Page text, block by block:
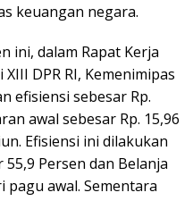
keuangan negara.
ini, dalam Rapat Kerja
DPR RI, Kemenimipas
efisiensi sebesar Rp.
awal sebesar Rp. 15,96
Efisiensi ini dilakukan
Persen dan Belanja
pagu awal. Sementara